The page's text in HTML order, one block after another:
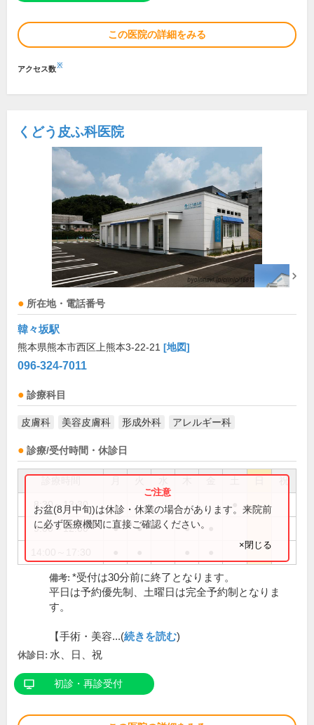
この医院の詳細をみる
アクセス数※
くどう皮ふ科医院
所在地・電話番号
韓々坂駅
熊本県熊本市西区上熊本3-22-21 [地図]
096-324-7011
診療科目
皮膚科 美容皮膚科 形成外科 アレルギー科
診療/受付時間・休診日
祝
8:30～13:30
9:00～12:00 ● ● ●
お盆(8月中旬)は休診・休業の場合があります。来院前
に必ず医療機関に直接ご確認ください。
×閉じる
備考: *受付は30分前に終了となります。
平日は予約優先制、土曜日は完全予約制となりま
す。
【手術・美容...(続きを読む)
休診日: 水、日、祝
初診・再診受付